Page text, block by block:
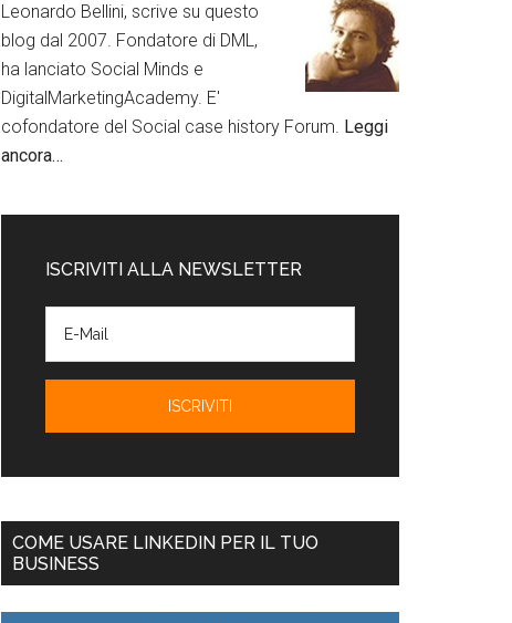
Leonardo Bellini, scrive su questo
blog dal 2007. Fondatore di DML,
ha lanciato Social Minds e
DigitalMarketingAcademy. E'
cofondatore del Social case history Forum. Leggi
ancora…
ISCRIVITI ALLA NEWSLETTER
COME USARE LINKEDIN PER IL TUO
BUSINESS